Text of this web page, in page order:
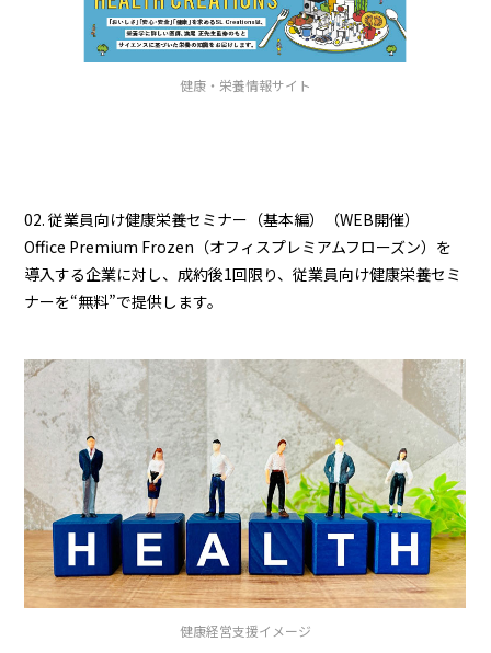
健康・栄養情報サイト
02. 従業員向け健康栄養セミナー（基本編）（WEB開催）
Office Premium Frozen（オフィスプレミアムフローズン）を
導入する企業に対し、成約後1回限り、従業員向け健康栄養セミ
ナーを“無料”で提供します。
健康経営支援イメージ